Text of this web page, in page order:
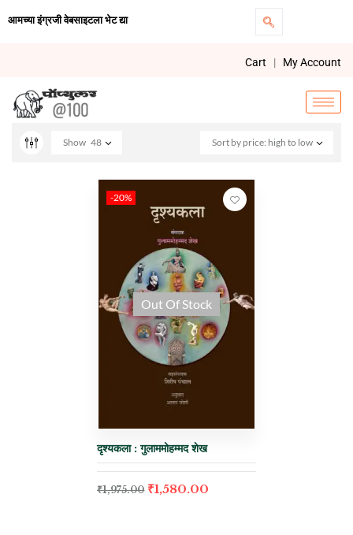
आमच्या इंग्रजी वेबसाइटला भेट द्या
Cart | My Account
Sort by price: high to low
Show 48
-20%
Out Of Stock
दृश्यकला : गुलाममोहम्मद शेख
₹1,975.00 ₹1,580.00